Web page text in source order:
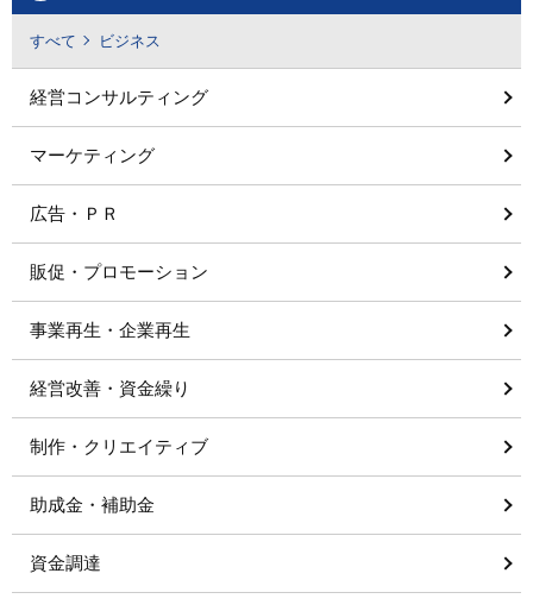
すべて ビジネス
経営コンサルティング
マーケティング
広告・ＰＲ
販促・プロモーション
事業再生・企業再生
経営改善・資金繰り
制作・クリエイティブ
助成金・補助金
資金調達